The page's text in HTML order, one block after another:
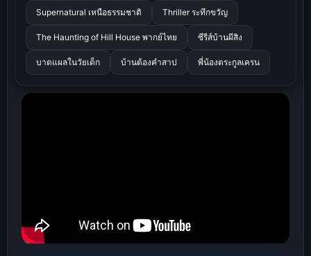
Supernatural เหนือธรรมชาติ Thriller ระทึกขวัญ
The Haunting of Hill House พากย์ไทย ซีรีส์บ้านผีสิง
บาดแผลในวัยเด็ก บ้านต้องคำสาป พี่น้องตระกูลเครน